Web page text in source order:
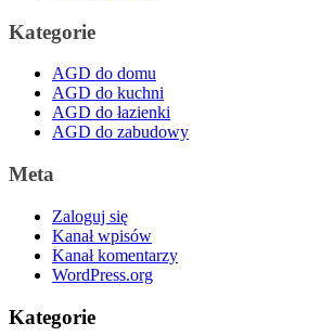
Kategorie
AGD do domu
AGD do kuchni
AGD do łazienki
AGD do zabudowy
Meta
Zaloguj się
Kanał wpisów
Kanał komentarzy
WordPress.org
Kategorie